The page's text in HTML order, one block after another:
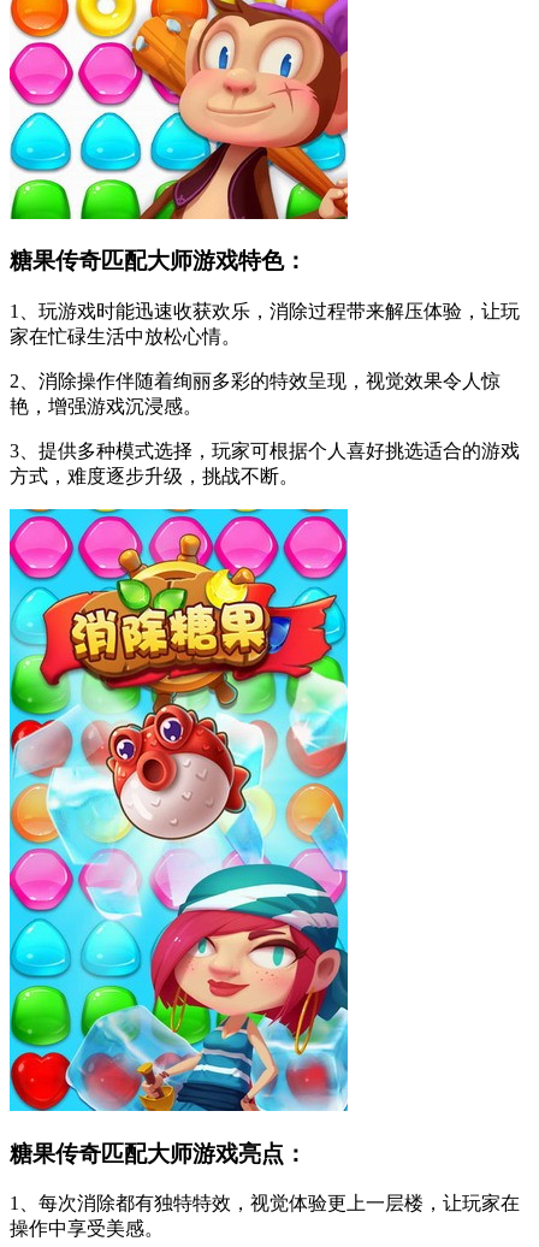
糖果传奇匹配大师游戏特色：
1、玩游戏时能迅速收获欢乐，消除过程带来解压体验，让玩
家在忙碌生活中放松心情。
2、消除操作伴随着绚丽多彩的特效呈现，视觉效果令人惊
艳，增强游戏沉浸感。
3、提供多种模式选择，玩家可根据个人喜好挑选适合的游戏
方式，难度逐步升级，挑战不断。
糖果传奇匹配大师游戏亮点：
1、每次消除都有独特特效，视觉体验更上一层楼，让玩家在
操作中享受美感。